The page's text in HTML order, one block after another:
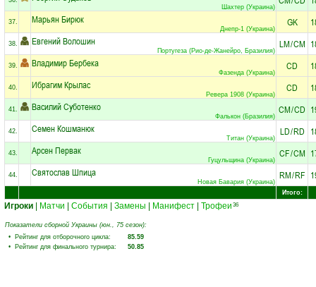
Шахтер (Украина)
37. Марьян Бирюк
Днепр-1 (Украина)
GK
38. Евгений Волошин
Португеза (Рио-де-Жанейро, Бразилия)
LM/CM
39. Владимир Бербека
Фазенда (Украина)
CD
40. Ибрагим Крылас
Ревера 1908 (Украина)
CD
41. Василий Суботенко
Фалькон (Бразилия)
CM/CD
42. Семен Кошманюк
Титан (Украина)
LD/RD
43. Арсен Первак
Гуцульщина (Украина)
CF/CM
44. Святослав Шпица
Новая Бавария (Украина)
RM/RF
Итого:
Игроки Матчи События Замены Манифест Трофеи 36
Показатели сборной Украины (юн., 75 сезон):
• Рейтинг для отборочного цикла:
85.59
• Рейтинг для финального турнира:
50.85